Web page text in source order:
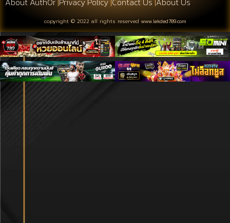
copyright © 2022 all rights reserved www.lekded789.com